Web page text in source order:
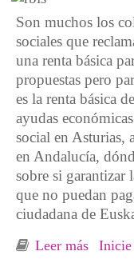
Son muchos los
sociales que
una renta básica
propuestas pero
es la renta básica
ayudas
social en Asturias,
en Andalucía,
sobre si garantizar
que no puedan
ciudadana de
Leer más sobre
Inicie